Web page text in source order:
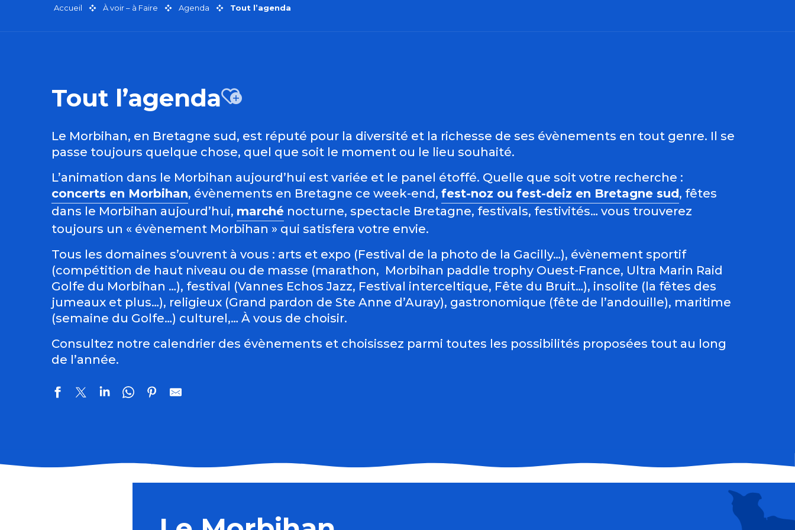
Accueil À voir – à Faire Agenda Tout l’agenda
Tout l’agendaAjouter aux favoris
Le Morbihan, en Bretagne sud, est réputé pour la diversité et la richesse de ses évènements en tout genre. Il se
passe toujours quelque chose, quel que soit le moment ou le lieu souhaité.
L’animation dans le Morbihan aujourd’hui est variée et le panel étoffé. Quelle que soit votre recherche :
concerts en Morbihan, évènements en Bretagne ce week-end, fest-noz ou fest-deiz en Bretagne sud, fêtes
dans le Morbihan aujourd’hui, marché nocturne, spectacle Bretagne, festivals, festivités… vous trouverez
toujours un « évènement Morbihan » qui satisfera votre envie.
Tous les domaines s’ouvrent à vous : arts et expo (Festival de la photo de la Gacilly…), évènement sportif
(compétition de haut niveau ou de masse (marathon, Morbihan paddle trophy Ouest-France, Ultra Marin Raid
Golfe du Morbihan …), festival (Vannes Echos Jazz, Festival interceltique, Fête du Bruit…), insolite (la fêtes des
jumeaux et plus…), religieux (Grand pardon de Ste Anne d’Auray), gastronomique (fête de l’andouille), maritime
(semaine du Golfe…) culturel,… À vous de choisir.
Consultez notre calendrier des évènements et choisissez parmi toutes les possibilités proposées tout au long
de l’année.